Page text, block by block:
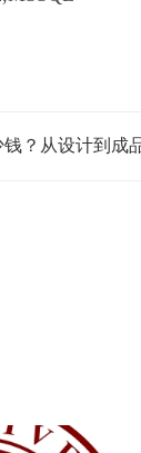
？从设计到成